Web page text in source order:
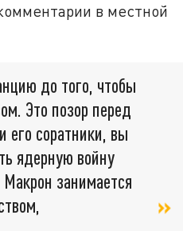
в местной
до того, чтобы
Это позор перед
его соратники, вы
ядерную войну
Макрон занимается